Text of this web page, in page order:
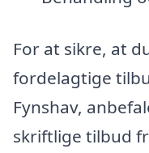
For at sikre, at
fordelagtige
Fynshav,
skriftlige tilbud